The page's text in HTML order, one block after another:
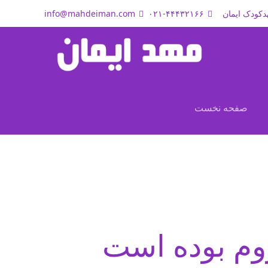
ایمان ۰۲۱-۴۴۴۳۲۱۶۶ info@mahdeiman.com
صفحه نخست
بوده است